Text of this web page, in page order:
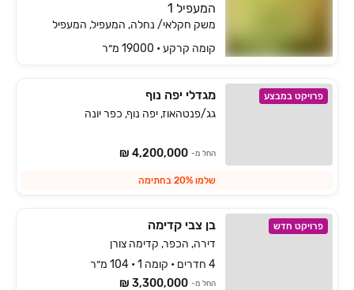
המעפיל 1
משק חקלאי/ נחלה, המעפיל, המעפיל
קומה ‎קרקע‏ • 19000 מ״ר
פרויקט במבצע מגדלי יפה נוף
גג/פנטהאוז, יפה נוף, כפר יונה
החל מ- 4,200,000 ₪
שלמו 20% בחתימה
פרויקט חדש בן צבי קדימה
דירה, הכפר, קדימה צורן
4 חדרים • קומה 1 • 104 מ״ר
החל מ- 3,300,000 ₪